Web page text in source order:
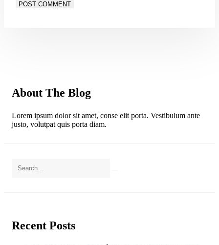
About The Blog
Lorem ipsum dolor sit amet, conse elit porta. Vestibulum ante
justo, volutpat quis porta diam.
Recent Posts